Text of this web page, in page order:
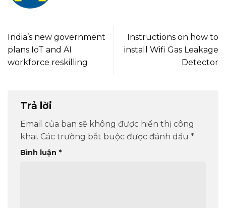
India’s new government
plans IoT and AI
workforce reskilling
Instructions on how to
install Wifi Gas Leakage
Detector
Trả lời
Email của bạn sẽ không được hiển thị công
khai. Các trường bắt buộc được đánh dấu *
Bình luận *